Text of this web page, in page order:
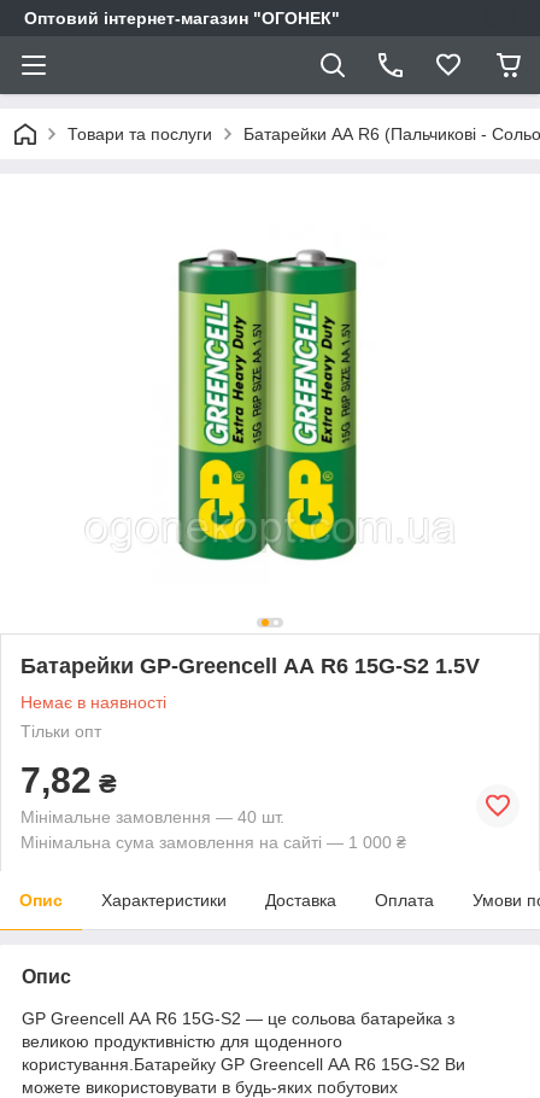
Оптовий інтернет-магазин "ОГОНЕК"
Товари та послуги Батарейки АА R6 (Пальчикові -
Батарейки GP-Greencell АА R6 15G-S2 1.5V
Немає в наявності
Тільки опт
7,82 ₴
Мінімальне замовлення — 40 шт.
Мінімальна сума замовлення на сайті — 1 000 ₴
Опис Характеристики Доставка Оплата Умови
Опис
GP Greencell АА R6 15G-S2 — це сольова батарейка з
великою продуктивністю для щоденного
користування.Батарейку GP Greencell АА R6 15G-S2 Ви
можете використовувати в будь-яких побутових